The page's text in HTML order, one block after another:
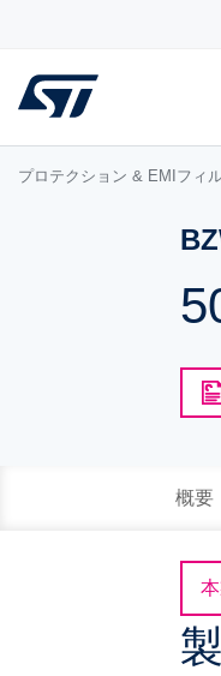
プロテクション & EMIフィ
概要